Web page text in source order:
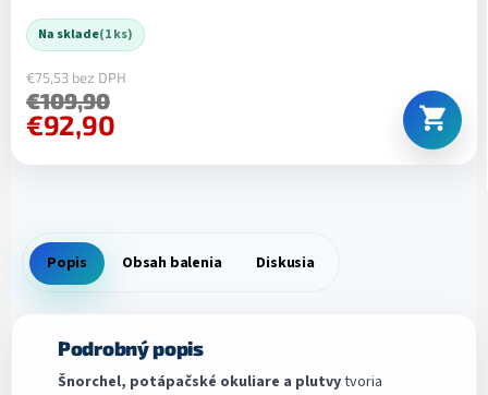
Na sklade(1 ks)
€75,53 bez DPH
€109,90
€92,90
Popis Obsah balenia Diskusia
Podrobný popis
Šnorchel, potápačské okuliare a plutvytvoria